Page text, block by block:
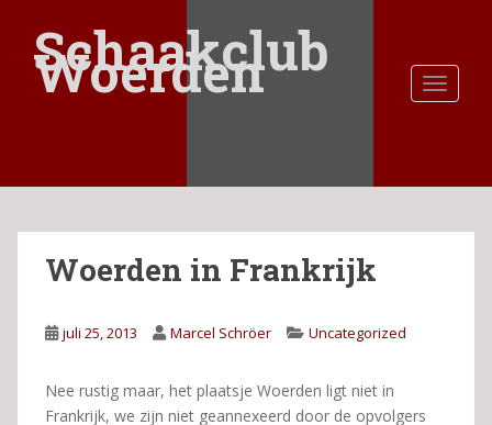
a
Schaakclub
Woerden
Woerden in Frankrijk
juli 25, 2013 Marcel Schröer Uncategorized
Nee rustig maar, het plaatsje Woerden ligt niet in
Frankrijk, we zijn niet geannexeerd door de opvolgers